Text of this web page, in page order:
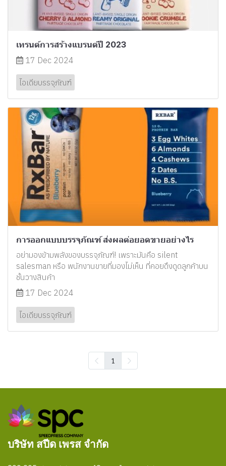
เทรนด์การสร้างแบรนด์ปี 2023
17 Dec 2024
ไอเดียบรรจุภัณฑ์
การออกแบบบรรจุภัณฑ์ ส่งผลต่อยอดขายอย่างไร
อย่ามองข้ามพลังของบรรจุภัณฑ์! เพราะมันคือ silent
salesman หรือ พนักงานขายที่มองไม่เห็น ที่คอยดึงดูดลูกค้าบน
ชั้นวางสินค้า
17 Dec 2024
ไอเดียบรรจุภัณฑ์
1
บริษัท สปีด เพรส จำกัด